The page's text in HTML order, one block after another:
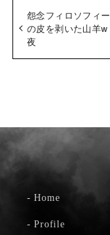
怨念フィロソフィ
の皮を剥いた山羊
夜
-Home
-Profile